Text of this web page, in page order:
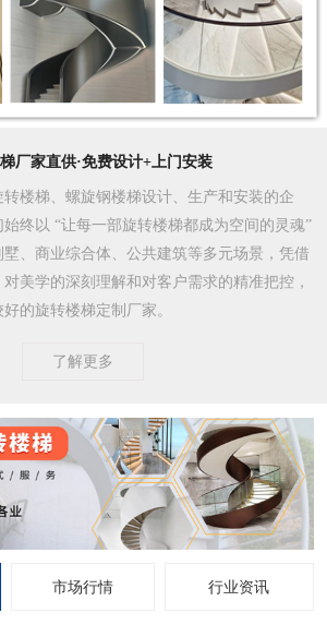
厂家直供·免费设计+上门安装
楼梯、螺旋钢楼梯设计、生产和安装的企
终以 “让每一部旋转楼梯都成为空间的灵魂”
、商业综合体、公共建筑等多元场景，凭借
美学的深刻理解和对客户需求的精准把控，
的旋转楼梯定制厂家。​
了解更多
市场行情 行业资讯